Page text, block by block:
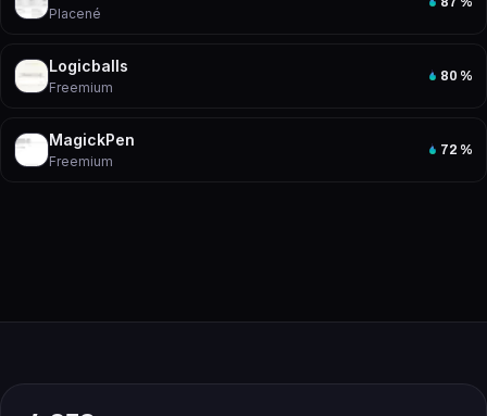
Placené
Logicballs
Freemium
80 %
MagickPen
Freemium
72 %